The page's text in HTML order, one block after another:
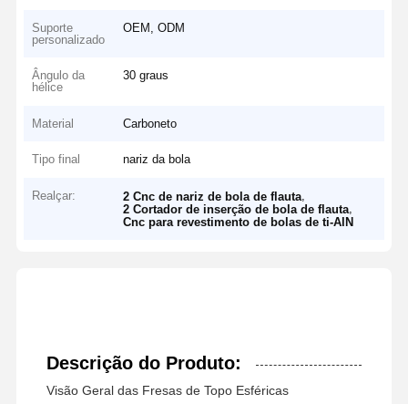
Suporte
personalizado
OEM, ODM
Ângulo da
hélice
30 graus
Material Carboneto
Tipo final nariz da bola
Realçar: 2 Cnc de nariz de bola de flauta
2 Cortador de inserção de bola de flauta
Cnc para revestimento de bolas de ti-AlN
Descrição do Produto:
Visão Geral das Fresas de Topo Esféricas